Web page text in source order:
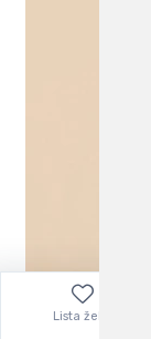
Lista želja